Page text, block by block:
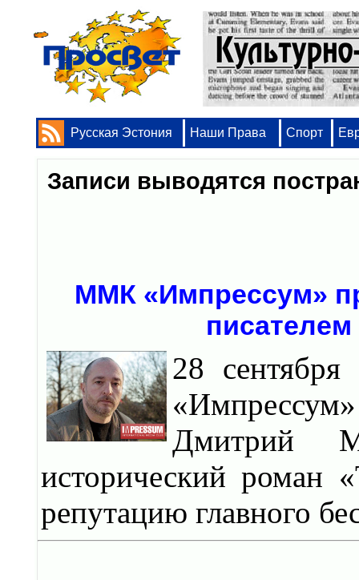
Русская Эстония Наши Права Спорт
Записи выводятся
ММК «Импрессум»
28 сентября
Дмитрий
исторический роман
репутацию главного